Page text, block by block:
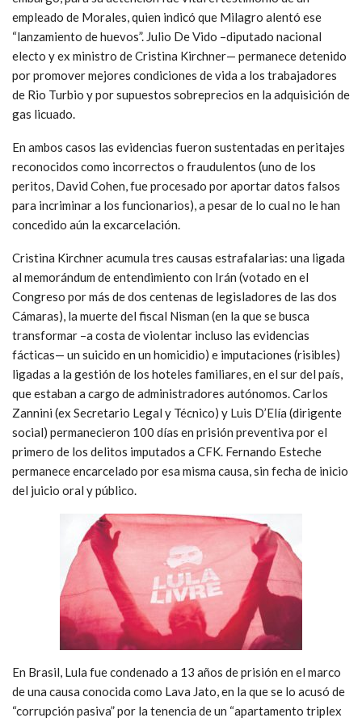
empleado de Morales, quien indicó que Milagro alentó ese
“lanzamiento de huevos”. Julio De Vido –diputado nacional
electo y ex ministro de Cristina Kirchner— permanece detenido
por promover mejores condiciones de vida a los trabajadores
de Rio Turbio y por supuestos sobreprecios en la adquisición de
gas licuado.
En ambos casos las evidencias fueron sustentadas en peritajes
reconocidos como incorrectos o fraudulentos (uno de los
peritos, David Cohen, fue procesado por aportar datos falsos
para incriminar a los funcionarios), a pesar de lo cual no le han
concedido aún la excarcelación.
Cristina Kirchner acumula tres causas estrafalarias: una ligada
al memorándum de entendimiento con Irán (votado en el
Congreso por más de dos centenas de legisladores de las dos
Cámaras), la muerte del fiscal Nisman (en la que se busca
transformar –a costa de violentar incluso las evidencias
fácticas— un suicido en un homicidio) e imputaciones (risibles)
ligadas a la gestión de los hoteles familiares, en el sur del país,
que estaban a cargo de administradores autónomos. Carlos
Zannini (ex Secretario Legal y Técnico) y Luis D’Elía (dirigente
social) permanecieron 100 días en prisión preventiva por el
primero de los delitos imputados a CFK. Fernando Esteche
permanece encarcelado por esa misma causa, sin fecha de inicio
del juicio oral y público.
En Brasil, Lula fue condenado a 13 años de prisión en el marco
de una causa conocida como Lava Jato, en la que se lo acusó de
“corrupción pasiva” por la tenencia de un “apartamento triplex